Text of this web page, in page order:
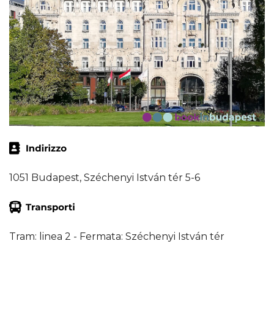
1051 Budapest, Széchenyi István tér 5-6
Tram: linea 2 - Fermata: Széchenyi István tér